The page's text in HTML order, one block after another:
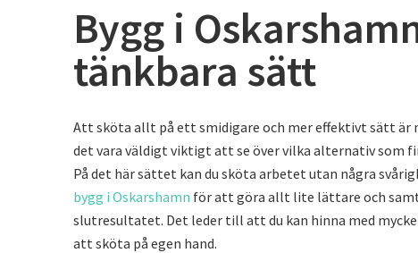
Bygg i
tänkbara sätt
Att sköta allt på ett smidigare och mer effektivt sätt är
det vara väldigt viktigt att se över vilka alternativ som
På det här sättet kan du sköta arbetet utan några
bygg i Oskarshamn för att göra allt lite lättare och
slutresultatet. Det leder till att du kan hinna med
att sköta på egen hand.